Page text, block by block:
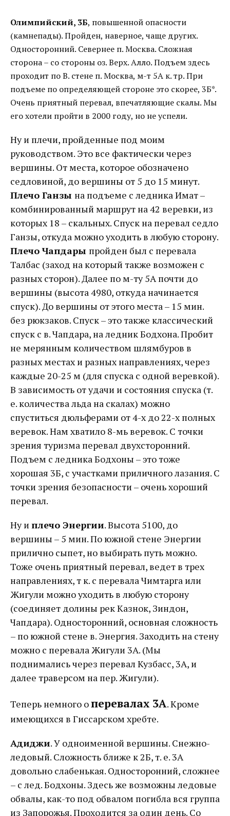
Олимпийский, 3Б, повышенной опасности
(камнепады). Пройден, наверное, чаще других.
Односторонний. Севернее п. Москва. Сложная
сторона – со стороны оз. Верх. Алло. Подъем здесь
проходит по В. стене п. Москва, м-т 5А к. тр. При
подъеме по определяющей стороне это скорее, 3Б*.
Очень приятный перевал, впечатляющие скалы. Мы
его хотели пройти в 2000 году, но не успели.
Ну и плечи, пройденные под моим
руководством. Это все фактически через
вершины. От места, которое обозначено
седловиной, до вершины от 5 до 15 минут.
Плечо Ганзы на подъеме с ледника Имат –
комбинированный маршрут на 42 веревки, из
которых 18 – скальных. Спуск на перевал седло
Ганзы, откуда можно уходить в любую сторону.
Плечо Чапдары пройден был с перевала
Талбас (заход на который также возможен с
разных сторон). Далее по м-ту 5А почти до
вершины (высота 4980, откуда начинается
спуск). До вершины от этого места – 15 мин.
без рюкзаков. Спуск – это также классический
спуск с в. Чапдара, на ледник Бодхона. Пробит
не мерянным количеством шлямбуров в
разных местах и разных направлениях, через
каждые 20-25 м (для спуска с одной веревкой).
В зависимость от удачи и состояния спуска (т.
е. количества льда на скалах) можно
спуститься дюльферами от 4-х до 22-х полных
веревок. Нам хватило 8-мь веревок. С точки
зрения туризма перевал двухсторонний.
Подъем с ледника Бодхоны – это тоже
хорошая 3Б, с участками приличного лазания. С
точки зрения безопасности – очень хороший
перевал.
Ну и плечо Энергии. Высота 5100, до
вершины – 5 мин. По южной стене Энергии
прилично сыпет, но выбирать путь можно.
Тоже очень приятный перевал, ведет в трех
направлениях, т к. с перевала Чимтарга или
Жигули можно уходить в любую сторону
(соединяет долины рек Казнок, Зиндон,
Чапдара). Односторонний, основная сложность
– по южной стене в. Энергия. Заходить на стену
можно с перевала Жигули 3А. (Мы
поднимались через перевал Кузбасс, 3А, и
далее траверсом на пер. Жигули).
Теперь немного оперевалах 3А. Кроме
имеющихся в Гиссарском хребте.
Адиджи. У одноименной вершины. Снежно-
ледовый. Сложность ближе к 2Б, т. е. 3А
довольно слабенькая. Односторонний, сложнее
– с лед. Бодхоны. Здесь же возможны ледовые
обвалы, как-то под обвалом погибла вся группа
из Запорожья. Проходится за один день. Со